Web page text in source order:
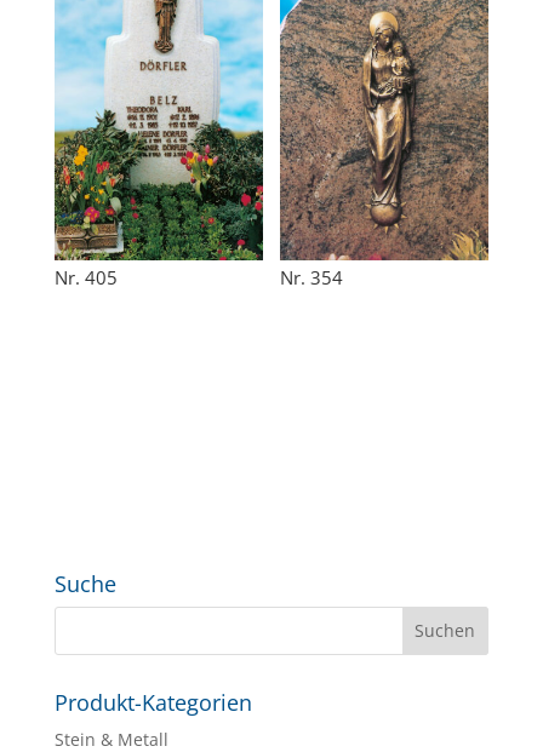
Nr. 405 Nr. 354
Suche
Produkt-Kategorien
Stein & Metall